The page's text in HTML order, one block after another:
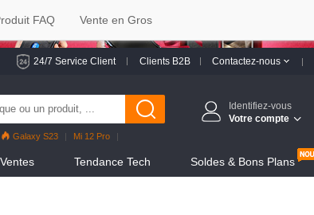
24/7 Service Client Clients B2B Contactez-nous
Galaxy S23
Mi 12 Pro
Identifiez-vous
Votre compte
Tendance Tech Soldes & Bons Plans
FAQ Vente en Gros